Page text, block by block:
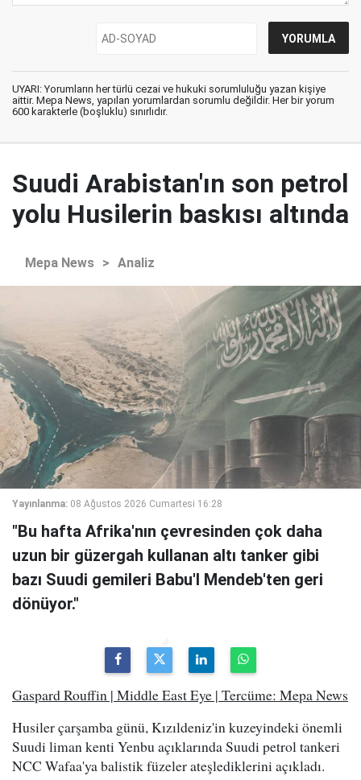
UYARI: Yorumların her türlü cezai ve hukuki sorumluluğu yazan kişiye
aittir. Mepa News, yapılan yorumlardan sorumlu değildir. Her bir yorum
600 karakterle (boşluklu) sınırlıdır.
Suudi Arabistan'ın son petrol
yolu Husilerin baskısı altında
Mepa News > Analiz
Yayınlanma: 08 Ağustos 2026 Cumartesi 16:28
"Bu hafta Afrika'nın çevresinden çok daha
uzun bir güzergah kullanan altı tanker gibi
bazı Suudi gemileri Babu'l Mendeb'ten geri
dönüyor."
Gaspard Rouffin | Middle East Eye | Tercüme: Mepa News
Husiler çarşamba günü, Kızıldeniz'in kuzeyindeki önemli
Suudi liman kenti Yenbu açıklarında Suudi petrol tankeri
NCC Wafaa'ya balistik füzeler ateşlediklerini açıkladı.